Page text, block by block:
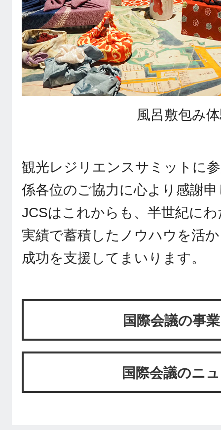
風呂敷包み
観光レジリエンスサミットに
係各位のご協力に心より感謝
JCSはこれからも、半世紀に
実績で蓄積したノウハウを活
成功を支援してまいります。
国際会議の事
国際会議のニ